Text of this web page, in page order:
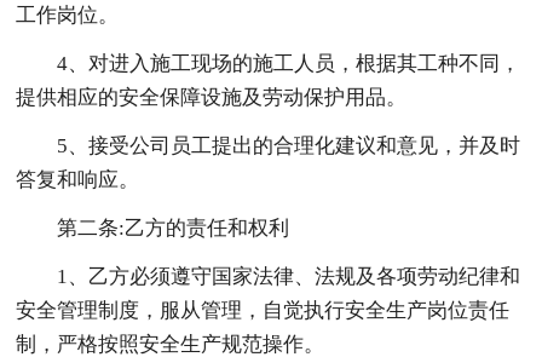
工作岗位。
4、对进入施工现场的施工人员，根据其工种不同，
提供相应的安全保障设施及劳动保护用品。
5、接受公司员工提出的合理化建议和意见，并及时
答复和响应。
第二条:乙方的责任和权利
1、乙方必须遵守国家法律、法规及各项劳动纪律和
安全管理制度，服从管理，自觉执行安全生产岗位责任
制，严格按照安全生产规范操作。